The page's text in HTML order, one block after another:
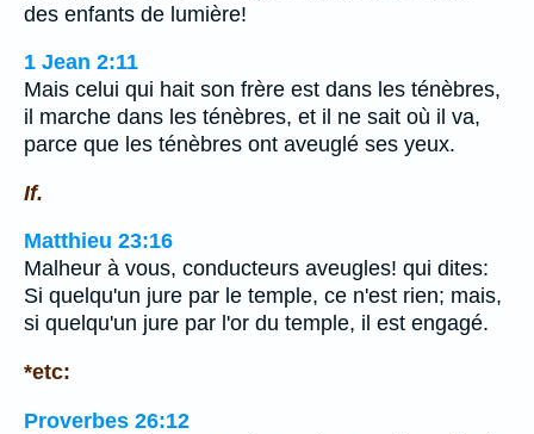
des enfants de lumière!
1 Jean 2:11
Mais celui qui hait son frère est dans les ténèbres,
il marche dans les ténèbres, et il ne sait où il va,
parce que les ténèbres ont aveuglé ses yeux.
If.
Matthieu 23:16
Malheur à vous, conducteurs aveugles! qui dites:
Si quelqu'un jure par le temple, ce n'est rien; mais,
si quelqu'un jure par l'or du temple, il est engagé.
*etc:
Proverbes 26:12